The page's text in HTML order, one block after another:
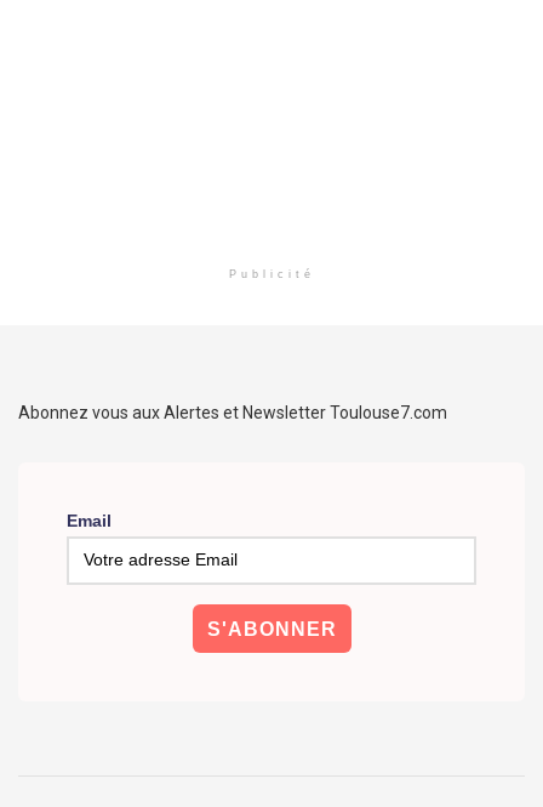
Publicité
Abonnez vous aux Alertes et Newsletter Toulouse7.com
Email